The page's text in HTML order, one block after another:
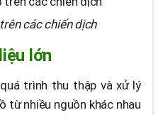
các chiến dịch
lớn
trình thu thập và xử lý
từ nhiều nguồn khác nhau